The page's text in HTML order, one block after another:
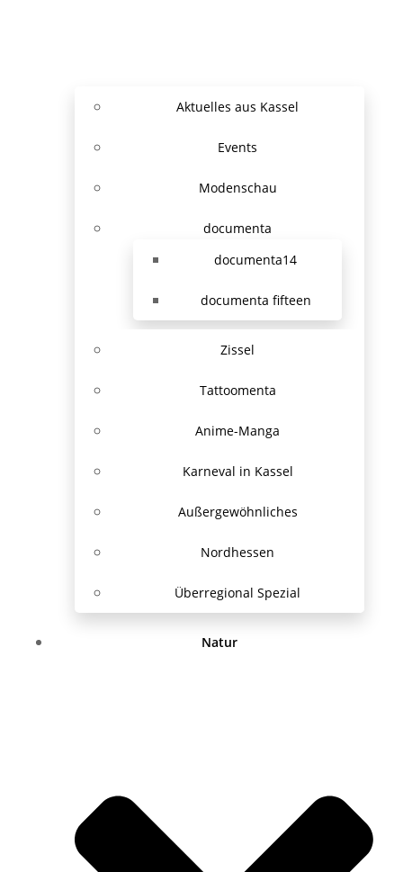
Aktuelles aus Kassel
Events
Modenschau
documenta
documenta14
documenta fifteen
Zissel
Tattoomenta
Anime-Manga
Karneval in Kassel
Außergewöhnliches
Nordhessen
Überregional Spezial
Natur